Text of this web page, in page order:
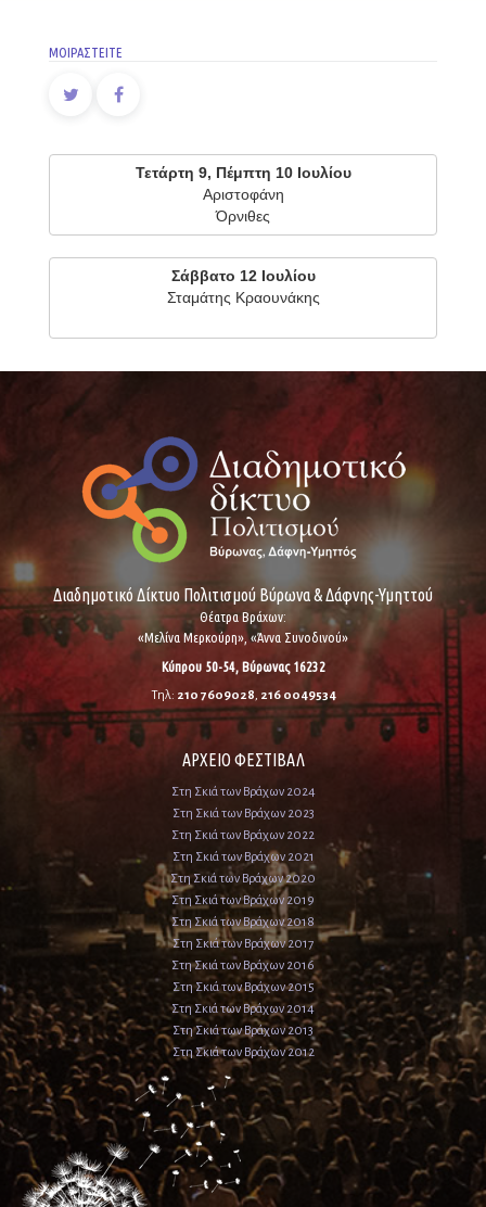
ΜΟΙΡΑΣΤΕΙΤΕ
Τετάρτη 9, Πέμπτη 10 Ιουλίου
Αριστοφάνη
Όρνιθες
Σάββατο 12 Ιουλίου
Σταμάτης Κραουνάκης
Διαδημοτικό Δίκτυο Πολιτισμού Βύρωνα & Δάφνης-Υμηττού
Θέατρα Βράχων:
«Μελίνα Μερκούρη», «Άννα Συνοδινού»
Κύπρου 50-54, Βύρωνας 16232
Τηλ: 210 7609028, 216 0049534
ΑΡΧΕΙΟ ΦΕΣΤΙΒΑΛ
Στη Σκιά των Βράχων 2024
Στη Σκιά των Βράχων 2023
Στη Σκιά των Βράχων 2022
Στη Σκιά των Βράχων 2021
Στη Σκιά των Βράχων 2020
Στη Σκιά των Βράχων 2019
Στη Σκιά των Βράχων 2018
Στη Σκιά των Βράχων 2017
Στη Σκιά των Βράχων 2016
Στη Σκιά των Βράχων 2015
Στη Σκιά των Βράχων 2014
Στη Σκιά των Βράχων 2013
Στη Σκιά των Βράχων 2012